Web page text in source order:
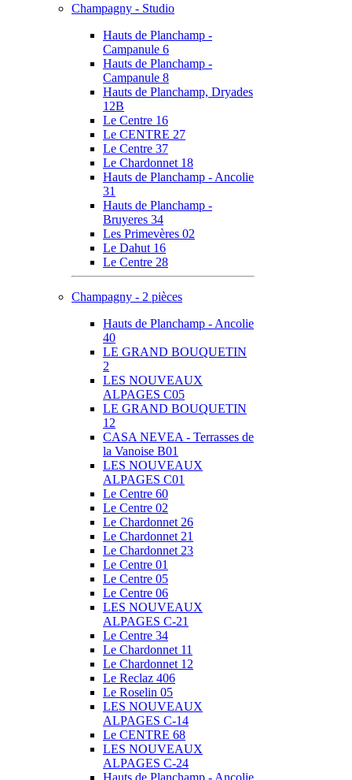
Champagny - Studio
Hauts de Planchamp -
Campanule 6
Hauts de Planchamp -
Campanule 8
Hauts de Planchamp, Dryades
12B
Le Centre 16
Le CENTRE 27
Le Centre 37
Le Chardonnet 18
Hauts de Planchamp - Ancolie
31
Hauts de Planchamp -
Bruyeres 34
Les Primevères 02
Le Dahut 16
Le Centre 28
Champagny - 2 pièces
Hauts de Planchamp - Ancolie
40
LE GRAND BOUQUETIN
2
LES NOUVEAUX
ALPAGES C05
LE GRAND BOUQUETIN
12
CASA NEVEA - Terrasses de
la Vanoise B01
LES NOUVEAUX
ALPAGES C01
Le Centre 60
Le Centre 02
Le Chardonnet 26
Le Chardonnet 21
Le Chardonnet 23
Le Centre 01
Le Centre 05
Le Centre 06
LES NOUVEAUX
ALPAGES C-21
Le Centre 34
Le Chardonnet 11
Le Chardonnet 12
Le Reclaz 406
Le Roselin 05
LES NOUVEAUX
ALPAGES C-14
Le CENTRE 68
LES NOUVEAUX
ALPAGES C-24
Hauts de Planchamp - Ancolie